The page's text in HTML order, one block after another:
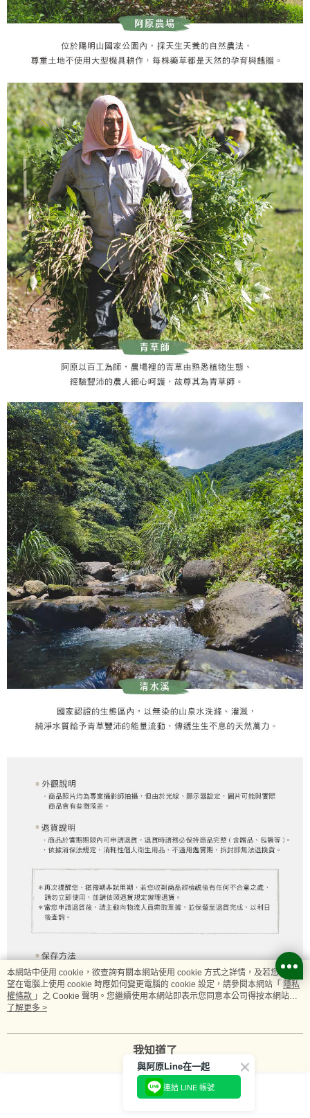
顯示電腦版詳細說明
本網站中使用 cookie，欲查詢有關本網站使用 cookie 方式之詳情，及若您不希
望在電腦上使用 cookie 時應如何變更電腦的 cookie 設定，請參閱本網站「 隱私
權條款 」之 Cookie 聲明。您繼續使用本網站即表示您同意本公司得按本網站使
用條款之 Cookie 聲明使用 cookie。
了解更多 >
我知道了
與阿原Line在一起
連結 LINE 帳號